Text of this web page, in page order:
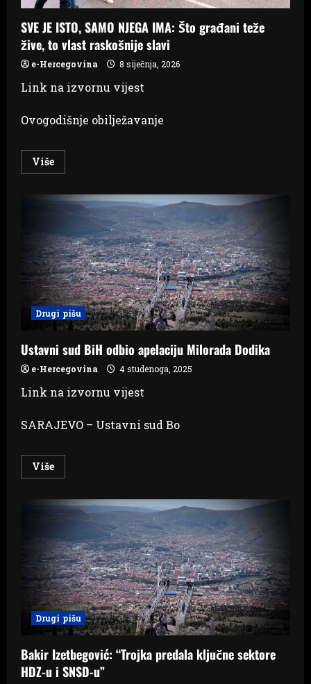
SVE JE ISTO, SAMO NJEGA IMA: Što građani teže
žive, to vlast raskošnije slavi
e-Hercegovina 8 siječnja, 2026
Link na izvornu vijest
Ovogodišnje obilježavanje
VišeRead
more
JE
IMA: Što
građani
teže
žive,
to
vlast
raskošnije
slavi
Drugi pišu
Ustavni sud BiH odbio apelaciju Milorada Dodika
e-Hercegovina 4 studenoga, 2025
Link na izvornu vijest
SARAJEVO – Ustavni sud Bo
VišeRead
more
sud
apelaciju
Milorada
Dodika
Drugi pišu
Bakir Izetbegović: “Trojka predala ključne sektore
HDZ-u i SNSD-u”